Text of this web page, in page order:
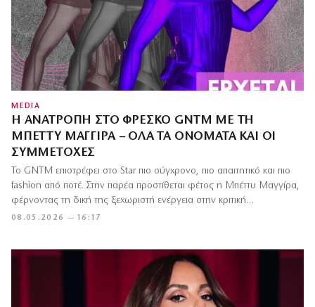
MEDIA
Η ΑΝΑΤΡΟΠΉ ΣΤΟ ΦΡΈΣΚΟ GNTM ΜΕ ΤΗ
ΜΠΈΤΤΥ ΜΑΓΓΊΡΑ – ΌΛΑ ΤΑ ΟΝΌΜΑΤΑ ΚΑΙ ΟΙ
ΣΥΜΜΕΤΟΧΈΣ
08.05.2026 — 16:17
Το GNTM επιστρέφει στο Star πιο σύγχρονο, πιο απαιτητικό και πιο
fashion από ποτέ. Στην παρέα προστίθεται φέτος η Μπέττυ Μαγγίρα,
φέρνοντας τη δική της ξεχωριστή ενέργεια στην κριτική…